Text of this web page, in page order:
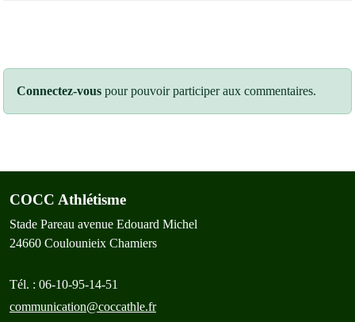
Connectez-vous pour pouvoir participer aux commentaires.
COCC Athlétisme
Stade Pareau avenue Edouard Michel
24660 Coulounieix Chamiers
Tél. : 06-10-95-14-51
communication@coccathle.fr